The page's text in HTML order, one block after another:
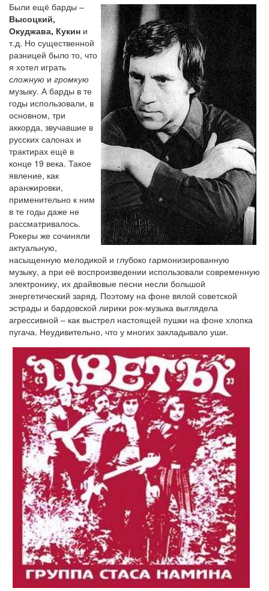
Были ещё барды –
Высоцкий,
Окуджава, Кукин и
т.д. Но существенной
разницей было то, что
я хотел играть
сложную и громкую
музыку. А барды в те
годы использовали, в
основном, три
аккорда, звучавшие в
русских салонах и
трактирах ещё в
конце 19 века. Такое
явление, как
аранжировки,
применительно к ним
в те годы даже не
рассматривалось.
Рокеры же сочиняли
актуальную,
насыщенную мелодикой и глубоко гармонизированную
музыку, а при её воспроизведении использовали современную
электронику, их драйвовые песни несли большой
энергетический заряд. Поэтому на фоне вялой советской
эстрады и бардовской лирики рок-музыка выглядела
агрессивной – как выстрел настоящей пушки на фоне хлопка
пугача. Неудивительно, что у многих закладывало уши.